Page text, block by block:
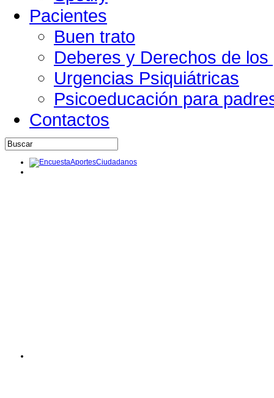
Pacientes
Buen trato
Deberes y Derechos de los
Urgencias Psiquiátricas
Psicoeducación para
Contactos